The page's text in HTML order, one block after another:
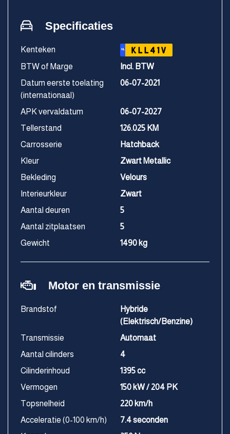
Specificaties
Kenteken NL KLL41V
BTW of Marge
Incl. BTW
Datum eerste toelating
(internationaal)
06-07-2021
APK vervaldatum
06-07-2027
Tellerstand
126.025 KM
Carrosserie
Hatchback
Kleur
Zwart Metallic
Bekleding
Velours
Interieurkleur
Zwart
Aantal deuren
5
Aantal zitplaatsen
5
Gewicht
1490 kg
Motor en transmissie
Brandstof
Hybride
(Elektrisch/Benzine)
Transmissie
Automaat
Aantal cilinders
4
Cilinderinhoud
1395 cc
Vermogen
150 kW / 204 PK
Topsnelheid
220 km/h
Acceleratie (0-100 km/h)
7.4 seconden